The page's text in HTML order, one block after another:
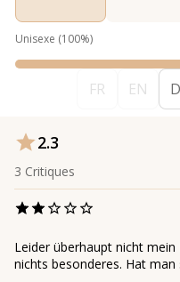
Unisexe (100%)
FR EN
2.3
3 Critiques
Leider überhaupt nicht
nichts besonderes. Hat